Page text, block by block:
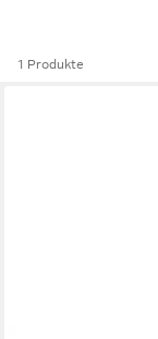
1 Produkte